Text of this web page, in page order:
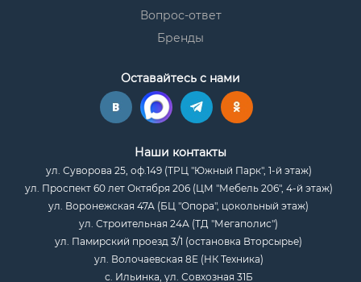
Вопрос-ответ
Бренды
Оставайтесь с нами
Наши контакты
ул. Суворова 25, оф.149 (ТРЦ "Южный Парк", 1-й этаж)
ул. Проспект 60 лет Октября 206 (ЦМ "Мебель 206", 4-й этаж)
ул. Воронежская 47А (БЦ "Опора", цокольный этаж)
ул. Строительная 24А (ТД "Мегаполис")
ул. Памирский проезд 3/1 (остановка Вторсырье)
ул. Волочаевская 8Е (НК Техника)
с. Ильинка, ул. Совхозная 31Б